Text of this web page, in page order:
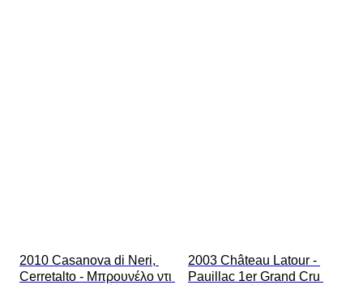
2010 Casanova di Neri,
Cerretalto - Μπρουνέλο ντι
2003 Château Latour -
Pauillac 1er Grand Cru